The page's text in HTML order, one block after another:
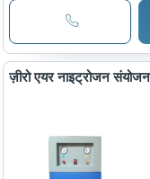
ज़ीरो एयर नाइट्रोजन